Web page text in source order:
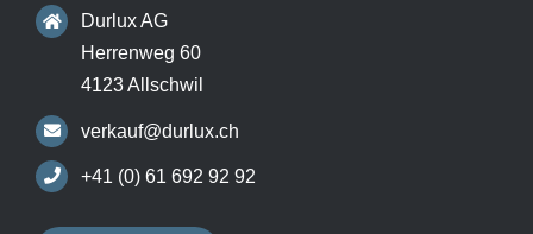
Durlux AG
Herrenweg 60
4123 Allschwil
verkauf@durlux.ch
+41 (0) 61 692 92 92